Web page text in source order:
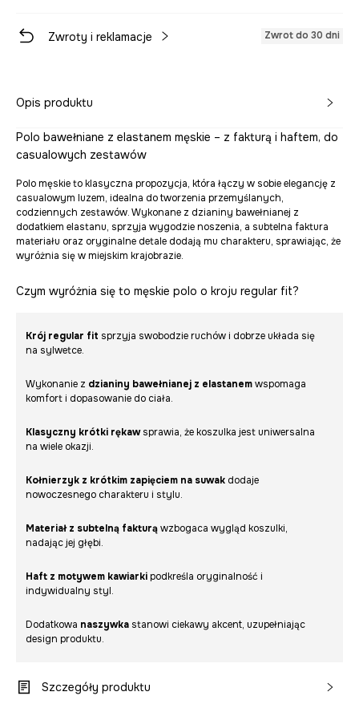
Zwroty i reklamacje Zwrot do 30 dni
Opis produktu
Polo bawełniane z elastanem męskie – z fakturą i haftem, do
casualowych zestawów
Polo męskie to klasyczna propozycja, która łączy w sobie elegancję z
casualowym luzem, idealna do tworzenia przemyślanych,
codziennych zestawów. Wykonane z dzianiny bawełnianej z
dodatkiem elastanu, sprzyja wygodzie noszenia, a subtelna faktura
materiału oraz oryginalne detale dodają mu charakteru, sprawiając, że
wyróżnia się w miejskim krajobrazie.
Czym wyróżnia się to męskie polo o kroju regular fit?
Krój regular fit sprzyja swobodzie ruchów i dobrze układa się
na sylwetce.
Wykonanie z dzianiny bawełnianej z elastanemwspomaga
komfort i dopasowanie do ciała.
Klasyczny krótki rękawsprawia, że koszulka jest uniwersalna
na wiele okazji.
Kołnierzyk z krótkim zapięciem na suwak dodaje
nowoczesnego charakteru i stylu.
Materiał z subtelną fakturąwzbogaca wygląd koszulki,
nadając jej głębi.
Haft z motywem kawiarki podkreśla oryginalność i
indywidualny styl.
Dodatkowa naszywka stanowi ciekawy akcent, uzupełniając
design produktu.
Szczegóły produktu